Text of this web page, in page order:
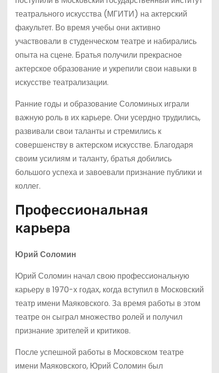
театрального искусства (МГИТИ) на актерский
факультет. Во время учебы они активно
участвовали в студенческом театре и набирались
опыта на сцене. Братья получили прекрасное
актерское образование и укрепили свои навыки в
искусстве театрализации.
Ранние годы и образование Соломиных играли
важную роль в их карьере. Они усердно трудились,
развивали свои таланты и стремились к
совершенству в актерском искусстве. Благодаря
своим усилиям и таланту, братья добились
большого успеха и завоевали признание публики и
коллег.
Профессиональная
карьера
Юрий Соломин
Юрий Соломин начал свою профессиональную
карьеру в 1970-х годах, когда вступил в Московский
театр имени Маяковского. За время работы в этом
театре он сыграл множество ролей и получил
признание зрителей и критиков.
После успешной работы в Московском театре
имени Маяковского, Юрий Соломин был